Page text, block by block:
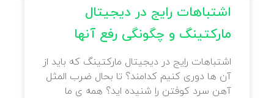
اشتباهات رایج در دیجیتال
مارکتینگ و چگونگی رفع آنها
اشتباهات رایج در دیجیتال مارکتینگ که باید از
آن ها دوری کنیم کدامند؟ تا بحال ضرب المثل
آهن سرد کوفتن را شنیده اید؟ همه ی ما